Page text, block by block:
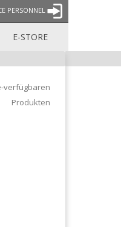
PERSONNEL
E-STORE
verfügbaren
Produkten